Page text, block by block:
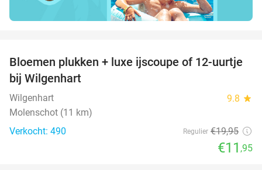
40%
Bloemen plukken + luxe ijscoupe of 12-uurtje
bij Wilgenhart
Wilgenhart 9.8 star
Molenschot (11 km)
Verkocht: 490
Regulier €19,95
€11 ,95